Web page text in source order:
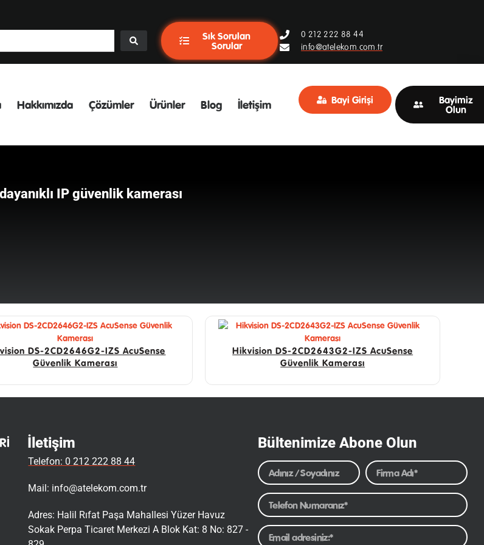
Sık Sorulan
Sorular
0 212 222 88 44
info@atelekom.com.tr
Hakkımızda Çözümler Ürünler Blog İletişim Bayi Girişi
Bayimiz
Olun
IP güvenlik kamerası
DS-2CD2646G2-IZS AcuSense
Güvenlik Kamerası
Hikvision DS-2CD2643G2-IZS AcuSense
Güvenlik Kamerası
İletişim
Telefon: 0 212 222 88 44
Mail: info@atelekom.com.tr
Adres: Halil Rıfat Paşa Mahallesi Yüzer Havuz
Sokak Perpa Ticaret Merkezi A Blok Kat: 8 No: 827 -
Bültenimize Abone Olun